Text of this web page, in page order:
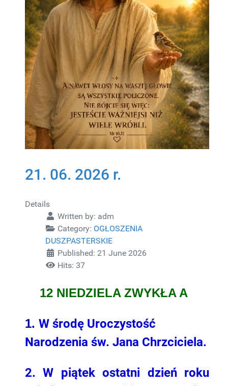
21. 06. 2026 r.
Details
Written by: adm
Category: OGŁOSZENIA
DUSZPASTERSKIE
Published: 21 June 2026
Hits: 37
12 NIEDZIELA ZWYKŁA A
1. W środę Uroczystość
Narodzenia św. Jana Chrzciciela.
2. W piątek ostatni dzień roku